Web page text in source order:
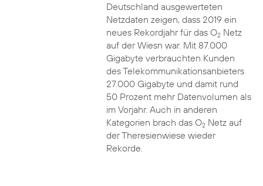
Deutschland ausgewerteten
Netzdaten zeigen, dass 2019 ein
neues Rekordjahr für das O2Netz
auf der Wiesn war. Mit 87.000
Gigabyte verbrauchten Kunden
des Telekommunikationsanbieters
27.000 Gigabyte und damit rund
50 Prozent mehr Datenvolumen als
im Vorjahr. Auch in anderen
Kategorien brach das O2Netz auf
der Theresienwiese wieder
Rekorde.